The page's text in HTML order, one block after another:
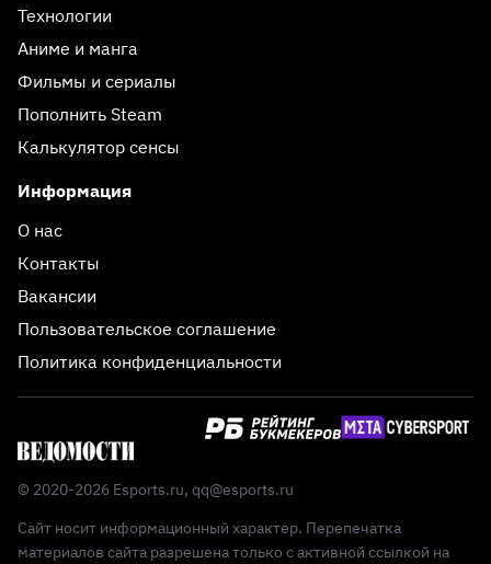
Технологии
Аниме и манга
Фильмы и сериалы
Пополнить Steam
Калькулятор сенсы
Информация
О нас
Контакты
Вакансии
Пользовательское соглашение
Политика конфиденциальности
© 2020-2026 Esports.ru, qq@esports.ru
Сайт носит информационный характер. Перепечатка
материалов сайта разрешена только с активной ссылкой на